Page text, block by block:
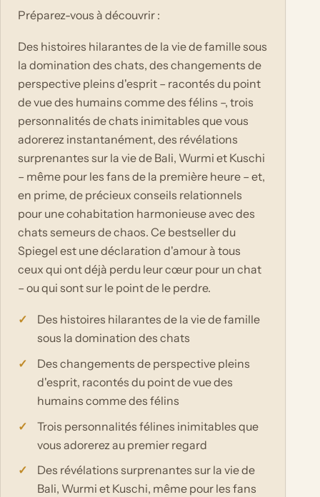
Préparez-vous à découvrir :
Des histoires hilarantes de la vie de famille sous
la domination des chats, des changements de
perspective pleins d'esprit – racontés du point
de vue des humains comme des félins –, trois
personnalités de chats inimitables que vous
adorerez instantanément, des révélations
surprenantes sur la vie de Bali, Wurmi et Kuschi
– même pour les fans de la première heure – et,
en prime, de précieux conseils relationnels
pour une cohabitation harmonieuse avec des
chats semeurs de chaos. Ce bestseller du
Spiegel est une déclaration d'amour à tous
ceux qui ont déjà perdu leur cœur pour un chat
– ou qui sont sur le point de le perdre.
Des histoires hilarantes de la vie de famille
sous la domination des chats
Des changements de perspective pleins
d'esprit, racontés du point de vue des
humains comme des félins
Trois personnalités félines inimitables que
vous adorerez au premier regard
Des révélations surprenantes sur la vie de
Bali, Wurmi et Kuschi, même pour les fans